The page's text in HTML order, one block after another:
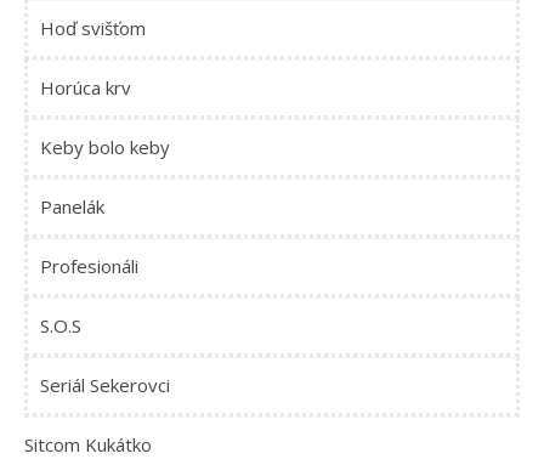
Hoď svišťom
Horúca krv
Keby bolo keby
Panelák
Profesionáli
S.O.S
Seriál Sekerovci
Sitcom Kukátko